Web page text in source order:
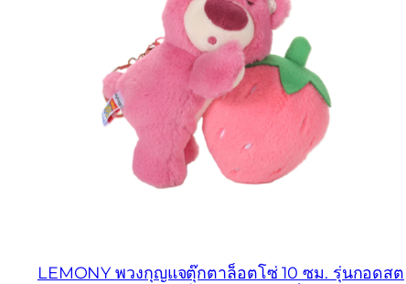
LEMONY พวงกุญแจตุ๊กตาล็อตโซ่ 10 ซม. รุ่นกอดสต